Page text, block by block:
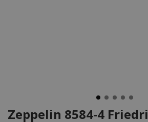
Zeppelin 8584-4